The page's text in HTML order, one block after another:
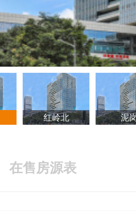
红岭北 泥
在售房源表